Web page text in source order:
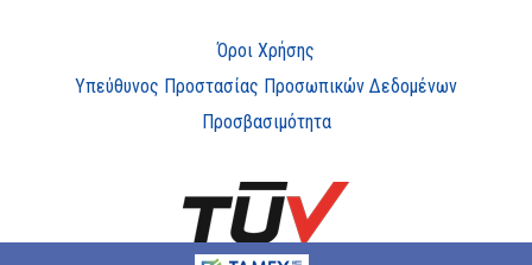
Όροι Χρήσης
Υπεύθυνος Προστασίας Προσωπικών Δεδομένων
Προσβασιμότητα